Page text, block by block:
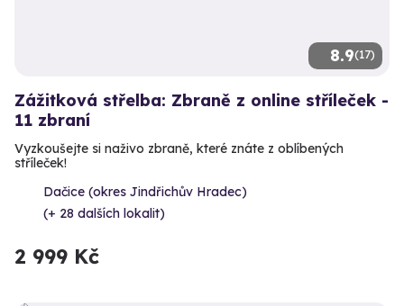
8.9(17)
Zážitková střelba: Zbraně z online stříleček -
11 zbraní
Vyzkoušejte si naživo zbraně, které znáte z oblíbených
stříleček!
Dačice (okres Jindřichův Hradec)
(+ 28 dalších lokalit)
2 999 Kč